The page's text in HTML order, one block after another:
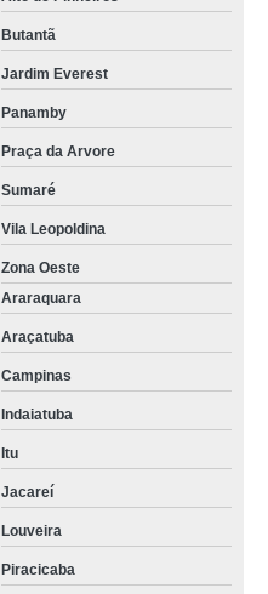
Butantã
Jardim Everest
Panamby
Praça da Arvore
Sumaré
Vila Leopoldina
Zona Oeste
Araraquara
Araçatuba
Campinas
Indaiatuba
Itu
Jacareí
Louveira
Piracicaba